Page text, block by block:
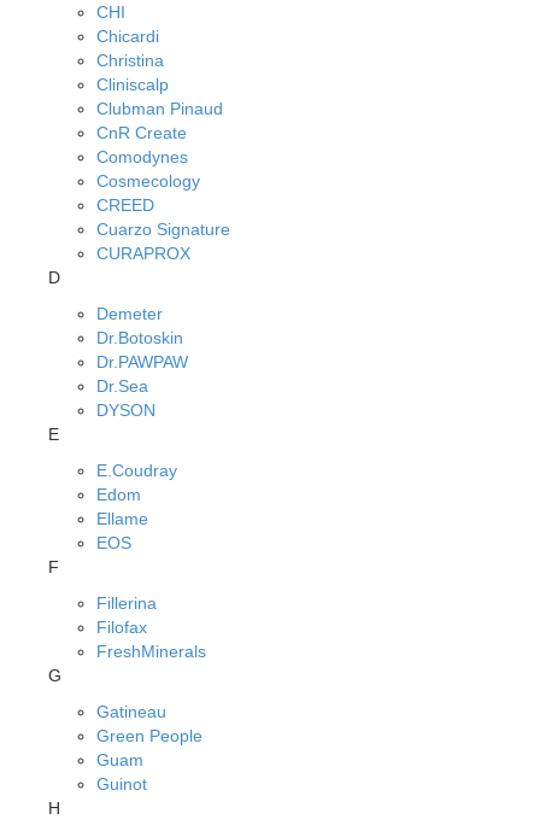
CHI
Chicardi
Christina
Cliniscalp
Clubman Pinaud
CnR Create
Comodynes
Cosmecology
CREED
Cuarzo Signature
CURAPROX
D
Demeter
Dr.Botoskin
Dr.PAWPAW
Dr.Sea
DYSON
E
E.Coudray
Edom
Ellame
EOS
F
Fillerina
Filofax
FreshMinerals
G
Gatineau
Green People
Guam
Guinot
H